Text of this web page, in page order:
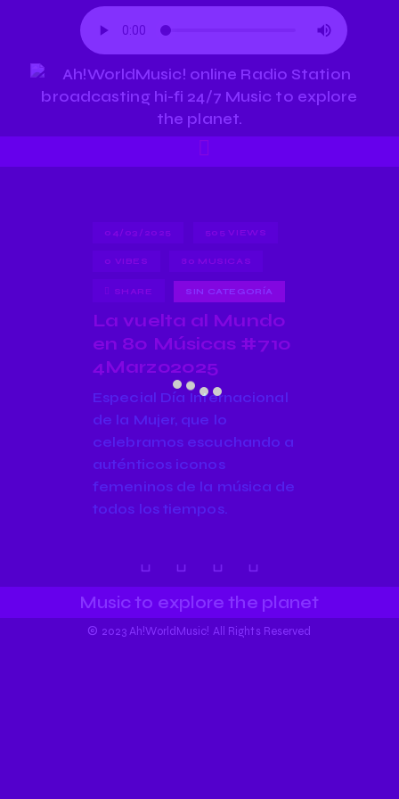
04/03/2025 505 VIEWS
0 VIBES 80 MUSICAS
SHARE SIN CATEGORÍA
La vuelta al Mundo
en 80 Músicas #710
4Marzo2025
Especial Día Internacional
de la Mujer, que lo
celebramos escuchando a
auténticos iconos
femeninos de la música de
todos los tiempos.
Music to explore the planet
© 2023 Ah!WorldMusic! All Rights Reserved